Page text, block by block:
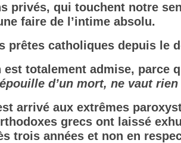
privés, qui touchent notre
faire de l’intime absolu.
prêtes catholiques depuis le
est totalement admise, parce
d’un mort, ne vaut rien
arrivé aux extrêmes
grecs ont laissé
trois années et non en